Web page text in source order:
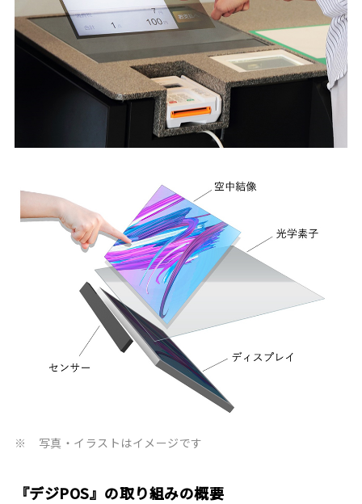
※ 写真・イラストはイメージです
『デジPOS』の取り組みの概要